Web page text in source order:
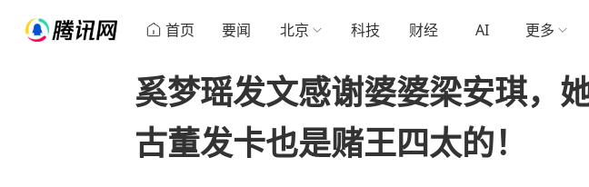
首页 要闻 北京 科技 财经 AI 更多
奚梦瑶发文感谢婆婆梁安琪，
古董发卡也是赌王四太的！